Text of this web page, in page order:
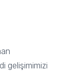
gelişimimizi